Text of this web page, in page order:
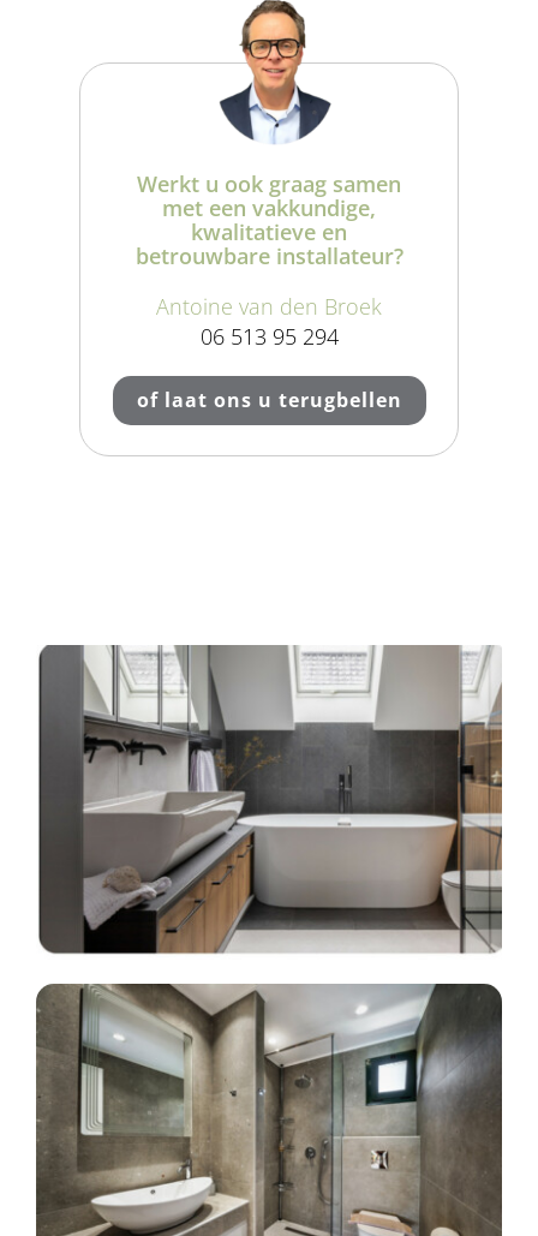
Werkt u ook graag samen
met een vakkundige,
kwalitatieve en
betrouwbare installateur?
Antoine van den Broek
06 513 95 294
of laat ons u terugbellen